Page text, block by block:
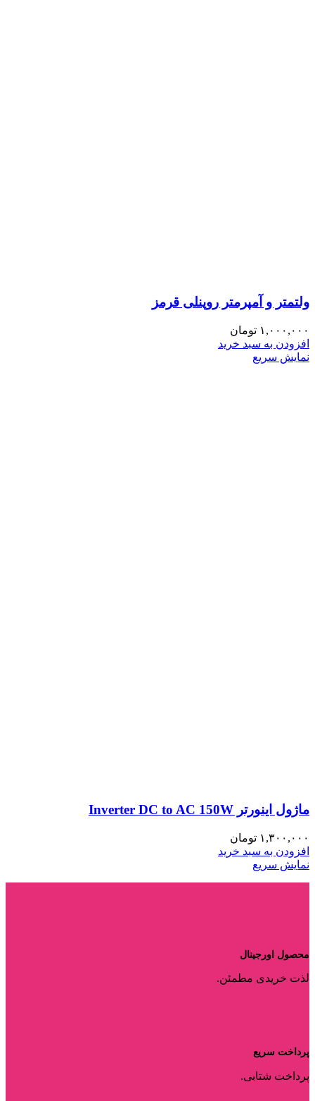
ولتمتر و آمپرمتر روپنلی قرمز
۱,۰۰۰,۰۰۰ تومان
افزودن به سبد خرید
نمایش سریع
ماژول اینورتر Inverter DC to AC 150W
۱,۳۰۰,۰۰۰ تومان
افزودن به سبد خرید
نمایش سریع
محصول اورجینال
لذت خریدی مطمئن.
پرداخت سریع
پرداخت شتابی.